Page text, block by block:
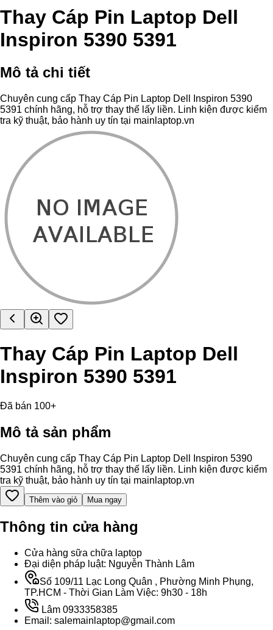
Thay Cáp Pin Laptop Dell
Inspiron 5390 5391
Mô tả chi tiết
Chuyên cung cấp Thay Cáp Pin Laptop Dell Inspiron 5390
5391 chính hãng, hỗ trợ thay thế lấy liền. Linh kiện được kiểm
tra kỹ thuật, bảo hành uy tín tại mainlaptop.vn
Thay Cáp Pin Laptop Dell
Inspiron 5390 5391
Đã bán 100+
Mô tả sản phẩm
Chuyên cung cấp Thay Cáp Pin Laptop Dell Inspiron 5390
5391 chính hãng, hỗ trợ thay thế lấy liền. Linh kiện được kiểm
tra kỹ thuật, bảo hành uy tín tại mainlaptop.vn
Thêm vào giỏ Mua ngay
Thông tin cửa hàng
Cửa hàng sữa chữa laptop
Đại diện pháp luật: Nguyễn Thành Lâm
Số 109/11 Lạc Long Quân , Phường Minh Phụng,
TP.HCM - Thời Gian Làm Việc: 9h30 - 18h
Lâm 0933358385
Email: salemainlaptop@gmail.com